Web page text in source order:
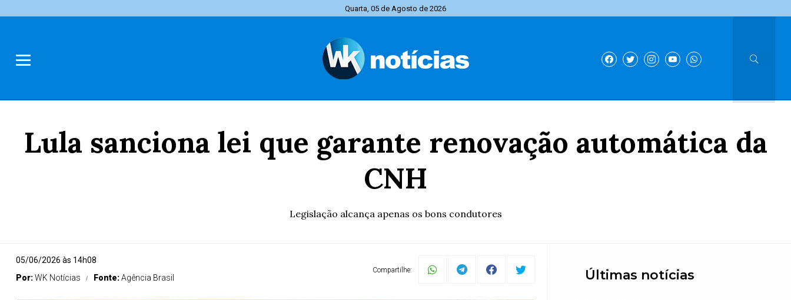
Quarta, 05 de Agosto de 2026
Lula sanciona lei que garante renovação automática da
CNH
Legislação alcança apenas os bons condutores
05/06/2026 às 14h08
Por:WK Notícias Fonte:Agência Brasil
Compartilhe: Últimas notícias